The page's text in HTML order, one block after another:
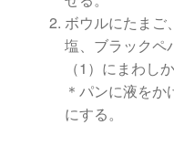
ボウルにたまご
塩、ブラックペ
（1）にまわし
＊パンに液を
にする。